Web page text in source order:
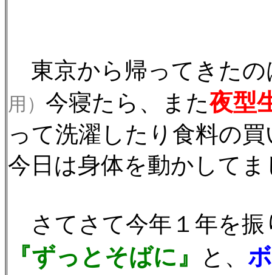
東京から帰ってきたの
用） 今寝たら、また夜型
って洗濯したり食料の
今日は身体を動かしてま
さてさて今年１年を振
『ずっとそばに』 と、